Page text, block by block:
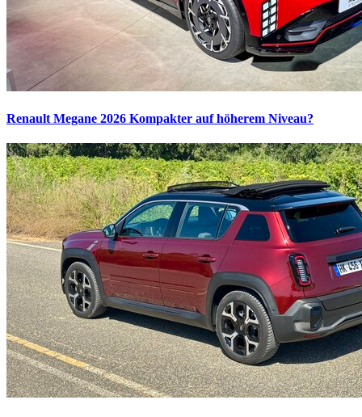
Renault Megane 2026 Kompakter auf höherem Niveau?